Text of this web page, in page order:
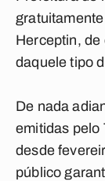
Herceptin,
daquele tipo
De nada
emitidas pelo
desde
público